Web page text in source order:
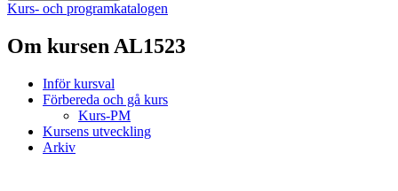
Kurs- och programkatalogen
Om kursen AL1523
Inför kursval
Förbereda och gå kurs
Kurs-PM
Kursens utveckling
Arkiv